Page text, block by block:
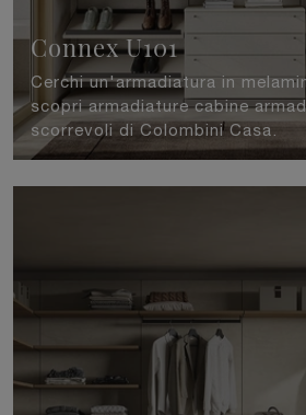
Connex U101
Cerchi un'armadiatura in
scopri armadiature cabine
scorrevoli di Colombini Casa.